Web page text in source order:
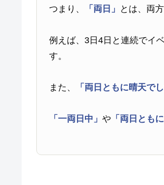
つまり、 「両日」 とは、両
例えば、3日4日と連続でイ
す。
また、 「両日ともに晴天で
「一両日中」や 「両日ともに